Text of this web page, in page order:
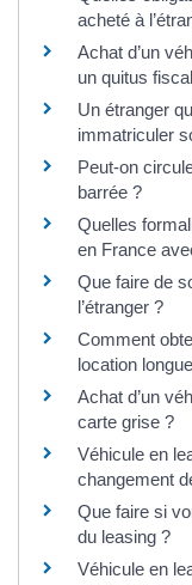
acheté à
Achat d’un
un quitus
Un étranger
immatriculer
Peut-on
barrée ?
Quelles
en France
Que faire de
l’étranger ?
Comment
location
Achat d’un
carte grise ?
Véhicule en
changement
Que faire si
du leasing ?
Véhicule en